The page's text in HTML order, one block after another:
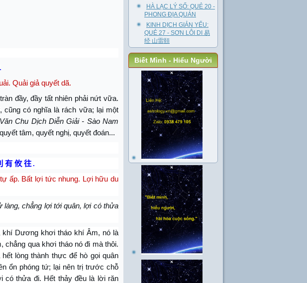
.
Quải giả quyết dã.
đầy, đầy tất nhiên phải nứt vữa.
cũng có nghĩa là rách vữa; lại một
Chu Dịch Diễn Giải - Sào Nam
tâm, quyết nghị, quyết đoán...
有 攸 往.
ấp. Bất lợi tức nhung. Lợi hữu du
làng, chẳng lợi tới quân, lợi có thửa
khí Dương khơi tháo khí Âm, nó là
chẳng qua khơi tháo nó đi mà thôi.
lòng thành thực để hò gọi quân
ổn phóng tứ; lại nên trị trước chỗ
có thửa đi. Hết thảy đều là lời răn
HÀ LẠC LÝ SỐ: QUẺ 20 -
PHONG ĐỊA QUÁN
KINH DỊCH GIẢN YẾU:
QUẺ 27 - SƠN LÔI DI 易
经 山雷頤
Biết Mình - Hiểu Người